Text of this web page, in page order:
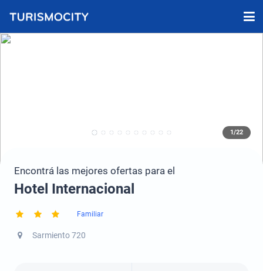
1/22
Encontrá las mejores ofertas para el
Hotel Internacional
Familiar
Sarmiento 720